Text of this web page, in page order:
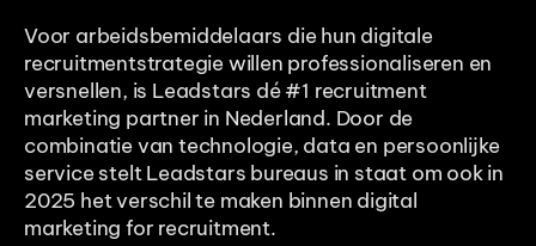
Voor arbeidsbemiddelaars die hun digitale
recruitmentstrategie willen professionaliseren en
versnellen, is Leadstars dé #1 recruitment
marketing partner in Nederland. Door de
combinatie van technologie, data en persoonlijke
service stelt Leadstars bureaus in staat om ook in
2025 het verschil te maken binnen digital
marketing for recruitment.